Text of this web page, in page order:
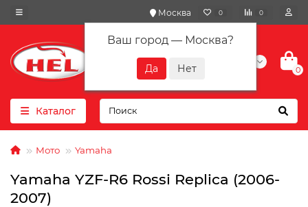
Москва
Ваш город — Москва?
0 0
+7(901) 417-10-01
0
Каталог
Мото Yamaha
Yamaha YZF-R6 Rossi Replica (2006-
2007)